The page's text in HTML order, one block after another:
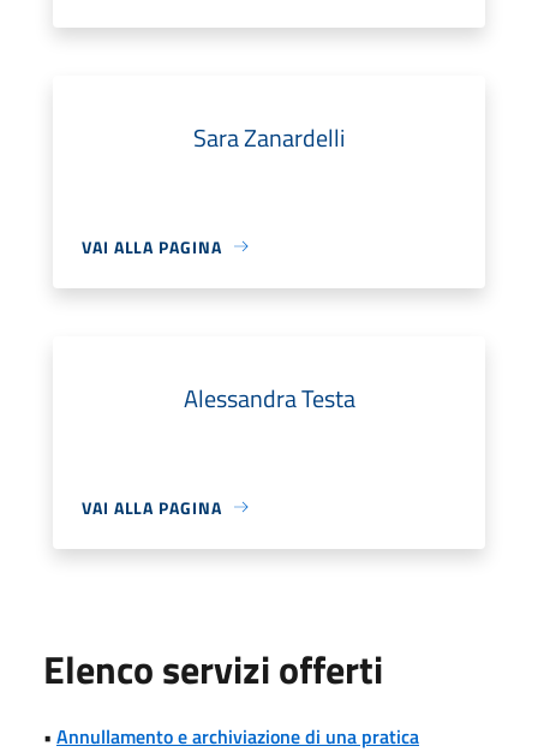
Sara Zanardelli
VAI ALLA PAGINA
Alessandra Testa
VAI ALLA PAGINA
Elenco servizi offerti
• Annullamento e archiviazione di una pratica